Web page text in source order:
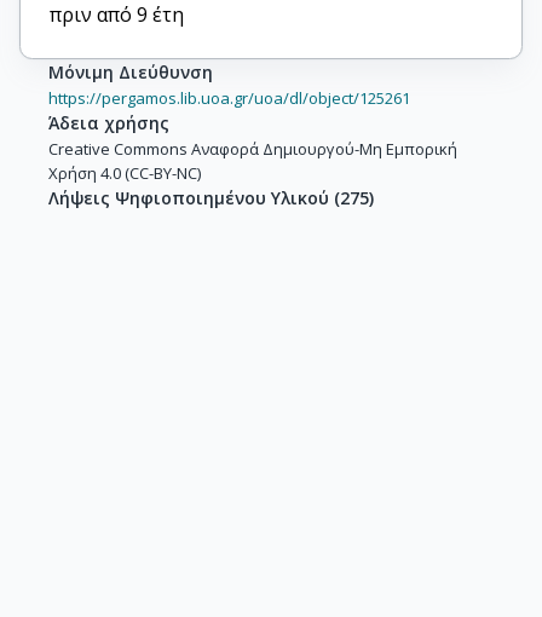
πριν από 9 έτη
Μόνιμη Διεύθυνση
https://pergamos.lib.uoa.gr/uoa/dl/object/125261
Άδεια χρήσης
Creative Commons Αναφορά Δημιουργού-Μη Εμπορική
Χρήση 4.0 (CC-BY-NC)
Λήψεις Ψηφιοποιημένου Υλικού (275)